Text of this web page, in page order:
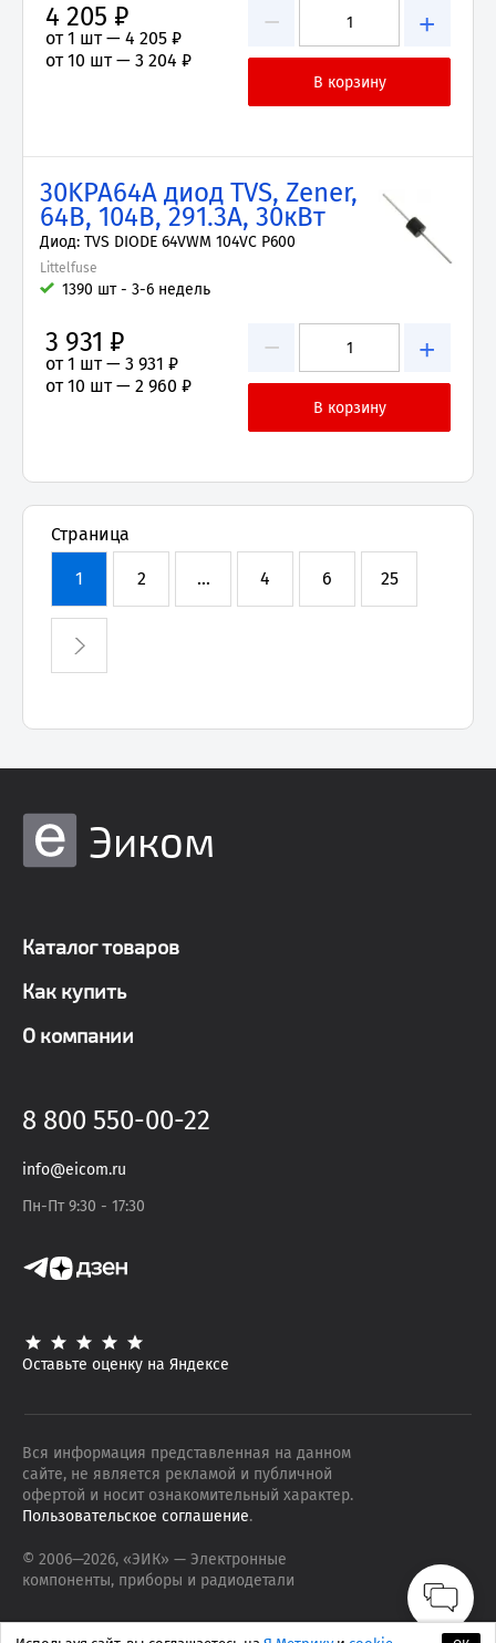
− +
4 205 ₽
от 1 шт — 4 205 ₽
от 10 шт — 3 204 ₽
30KPA64A диод TVS, Zener,
64В, 104В, 291.3А, 30кВт
Диод: TVS DIODE 64VWM 104VC P600
Littelfuse
1390 шт - 3-6 недель
− +
3 931 ₽
от 1 шт — 3 931 ₽
от 10 шт — 2 960 ₽
Страница
1 2 ... 4 6 25
Эиком
Каталог товаров
Как купить
О компании
8 800 550-00-22
info@eicom.ru
Пн-Пт 9:30 - 17:30
Оставьте оценку на Яндексе
Вся информация представленная на данном
сайте, не является рекламой и публичной
офертой и носит ознакомительный характер.
Пользовательское соглашение.
© 2006—2026, «ЭИК» — Электронные
компоненты, приборы и радиодетали